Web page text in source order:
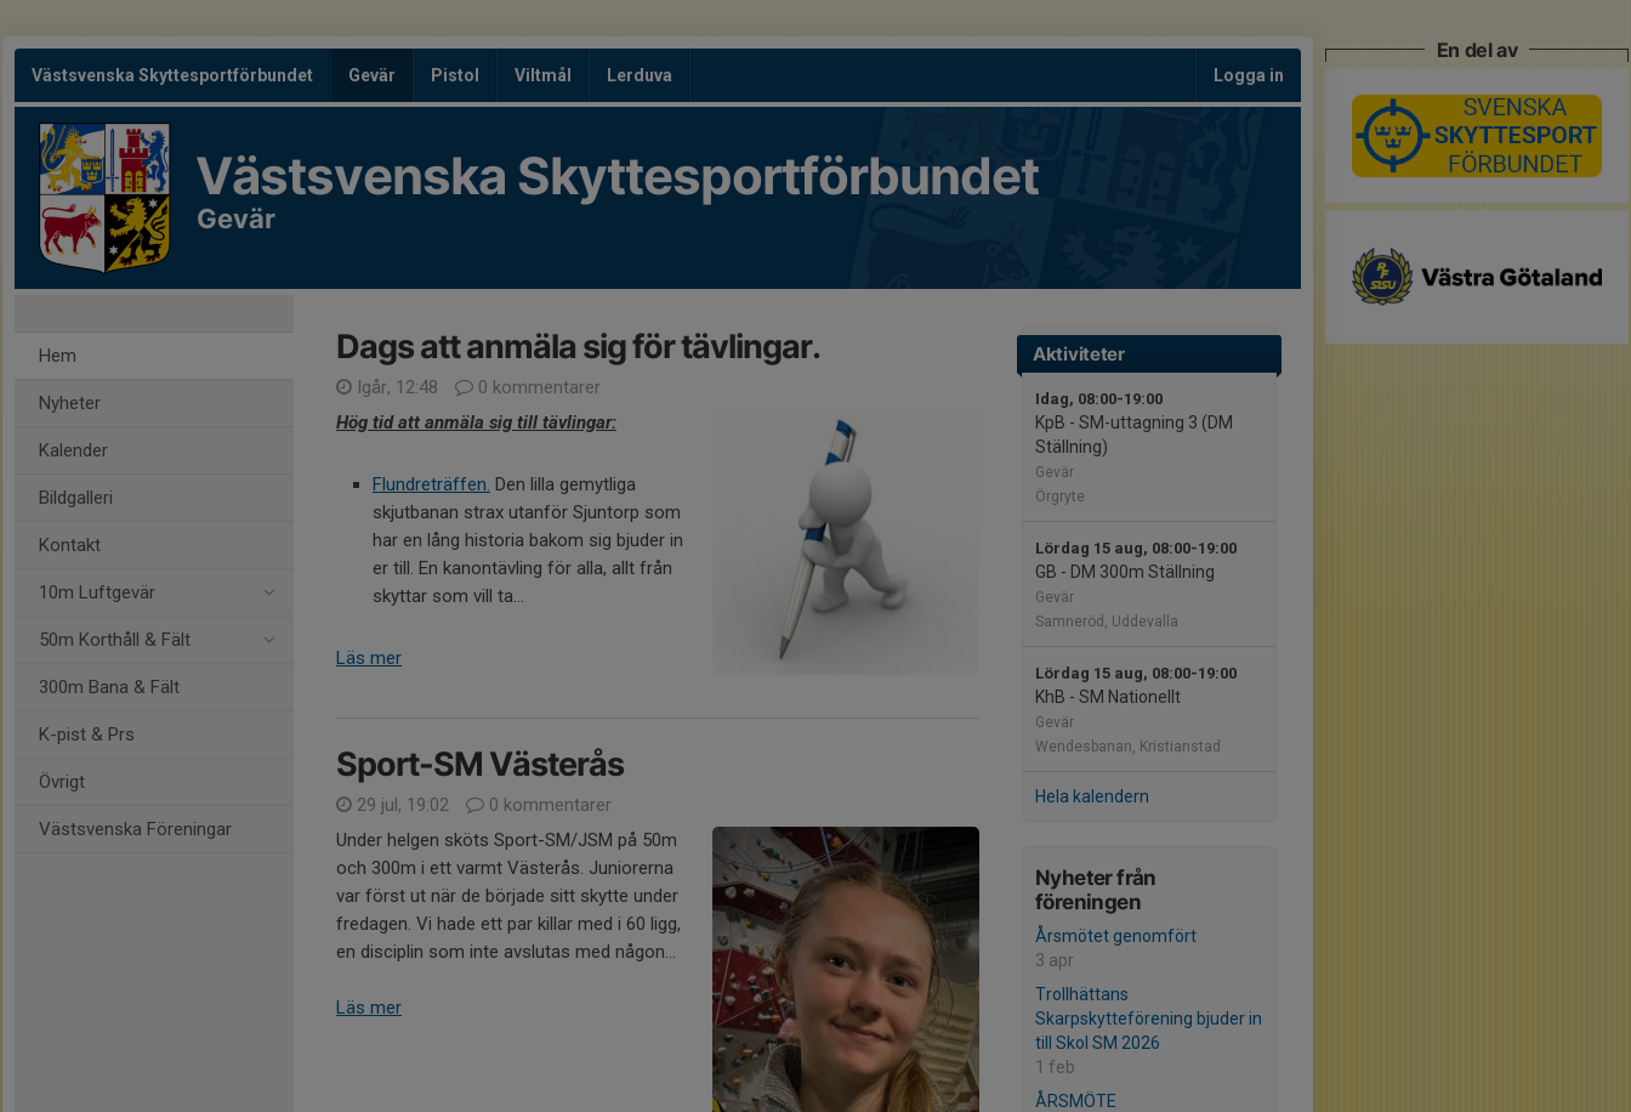
Västsvenska Skyttesportförbundet Gevär Pistol Viltmål Lerduva Logga in
Västsvenska Skyttesportförbundet
Gevär
Hem
Nyheter
Kalender
Bildgalleri
Kontakt
10m Luftgevär
50m Korthåll & Fält
300m Bana & Fält
K-pist & Prs
Övrigt
Västsvenska Föreningar
Aktiviteter
Idag, 08:00-19:00
KpB - SM-uttagning 3 (DM
Ställning)
Gevär
Örgryte
Lördag 15 aug, 08:00-19:00
GB - DM 300m Ställning
Gevär
Samneröd, Uddevalla
Lördag 15 aug, 08:00-19:00
KhB - SM Nationellt
Gevär
Wendesbanan, Kristianstad
Hela kalendern
Nyheter från
föreningen
Årsmötet genomfört
3 apr
Trollhättans
Skarpskytteförening bjuder in
till Skol SM 2026
1 feb
ÅRSMÖTE
Dags att anmäla sig för tävlingar.
Igår, 12:48
0 kommentarer
Hög tid att anmäla sig till tävlingar:
Flundreträffen. Den lilla gemytliga
skjutbanan strax utanför Sjuntorp som
har en lång historia bakom sig bjuder in
er till. En kanontävling för alla, allt från
skyttar som vill ta...
Läs mer
Sport-SM Västerås
29 jul, 19:02 0 kommentarer
Under helgen sköts Sport-SM/JSM på 50m
och 300m i ett varmt Västerås. Juniorerna
var först ut när de började sitt skytte under
fredagen. Vi hade ett par killar med i 60 ligg,
en disciplin som inte avslutas med någon...
Läs mer
En del av